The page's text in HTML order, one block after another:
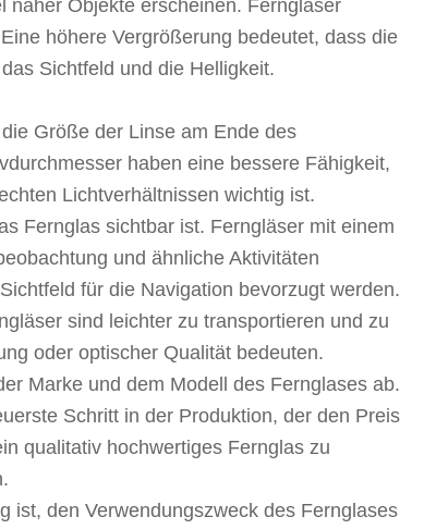
näher Objekte erscheinen. Ferngläser
höhere Vergrößerung bedeutet, dass die
Sichtfeld und die Helligkeit.
Größe der Linse am Ende des
haben eine bessere Fähigkeit,
Lichtverhältnissen wichtig ist.
Fernglas sichtbar ist. Ferngläser mit einem
und ähnliche Aktivitäten
für die Navigation bevorzugt werden.
sind leichter zu transportieren und zu
oder optischer Qualität bedeuten.
Marke und dem Modell des Fernglases ab.
Schritt in der Produktion, der den Preis
qualitativ hochwertiges Fernglas zu
ist, den Verwendungszweck des Fernglases